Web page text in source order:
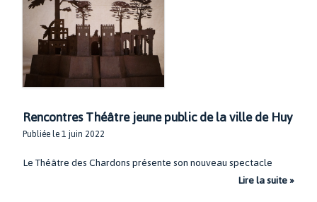
Rencontres Théâtre jeune public de la ville de Huy
Publiée le 1 juin 2022
Le Théâtre des Chardons présente son nouveau spectacle
Lire la suite »